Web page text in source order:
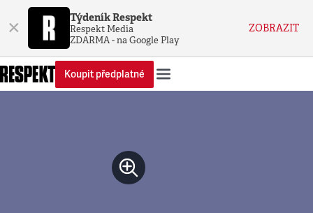
× Týdeník Respekt
Respekt Media
ZDARMA - na Google Play
ZOBRAZIT
Koupit předplatné